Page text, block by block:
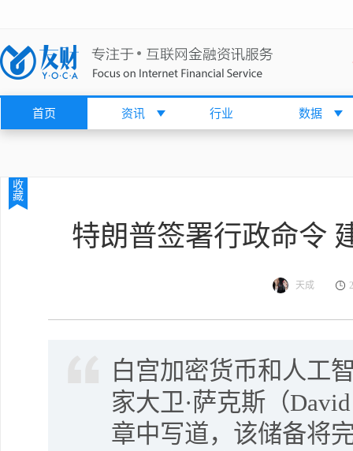
首页 资讯 行业 数据
收
藏
特朗普签署行政命令
天成
白宫加密货币和人工
家大卫·萨克斯（
章中写道，该储备将